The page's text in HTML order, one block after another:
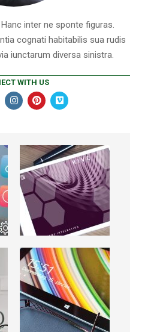
inter ne sponte figuras.
cognati habitabilis sua rudis
iunctarum diversa sinistra.
WITH US